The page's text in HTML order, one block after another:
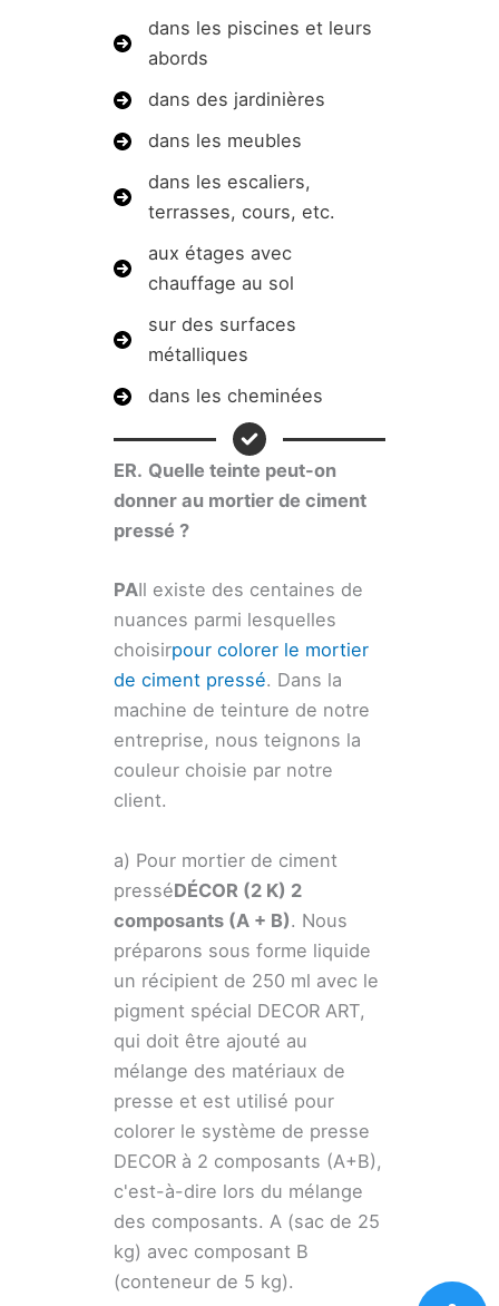
dans les piscines et leurs
abords
dans des jardinières
dans les meubles
dans les escaliers,
terrasses, cours, etc.
aux étages avec
chauffage au sol
sur des surfaces
métalliques
dans les cheminées
ER. Quelle teinte peut-on
donner au mortier de ciment
pressé ?
PAIl existe des centaines de
nuances parmi lesquelles
choisirpour colorer le mortier
de ciment pressé. Dans la
machine de teinture de notre
entreprise, nous teignons la
couleur choisie par notre
client.
a) Pour mortier de ciment
presséDÉCOR (2 K) 2
composants (A + B). Nous
préparons sous forme liquide
un récipient de 250 ml avec le
pigment spécial DECOR ART,
qui doit être ajouté au
mélange des matériaux de
presse et est utilisé pour
colorer le système de presse
DECOR à 2 composants (A+B),
c'est-à-dire lors du mélange
des composants. A (sac de 25
kg) avec composant B
(conteneur de 5 kg).